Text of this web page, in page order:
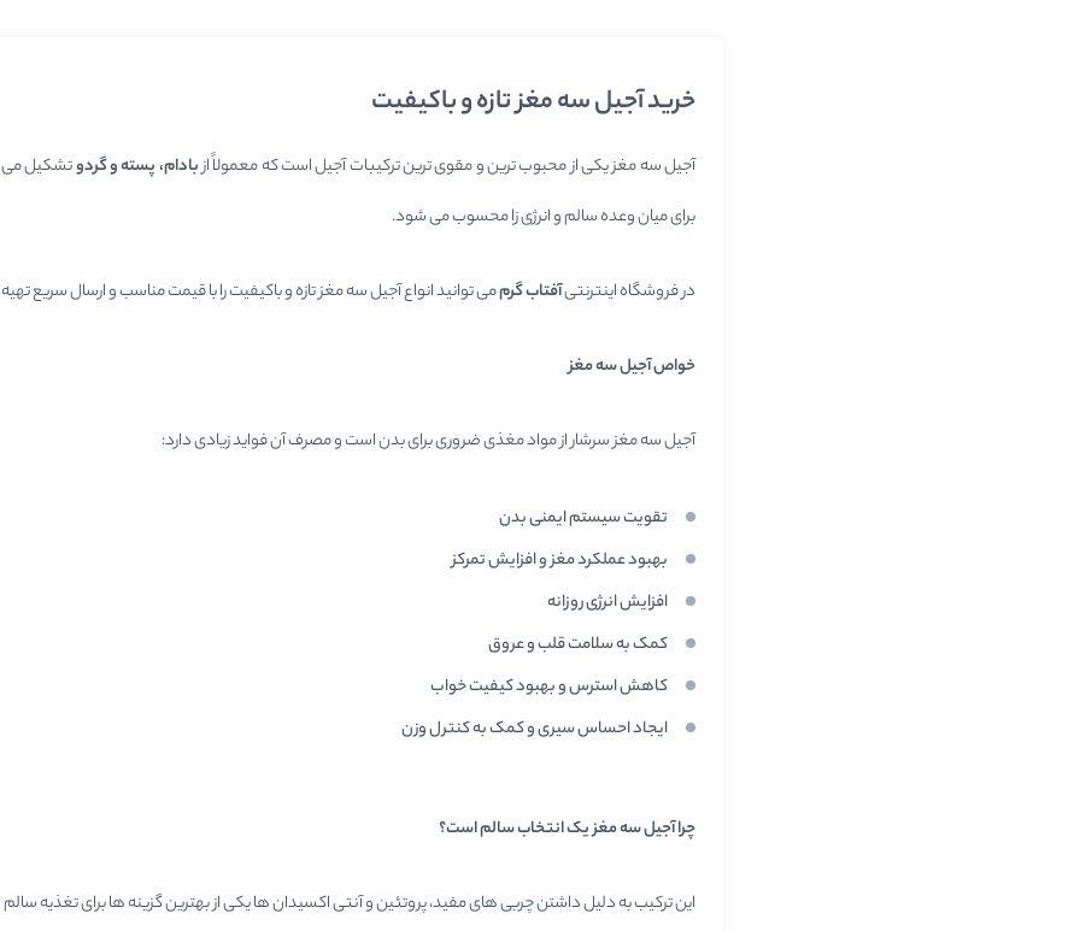
خرید آجیل سه مغز تازه و باکیفیت
آجیل سه مغز یکی از محبوب ترین و مقوی ترین ترکیبات آجیل است که معمولاً ازبادام، پسته و گردوتشکیل می
برای میان وعده سالم و انرژی زا محسوب می شود.
در فروشگاه اینترنتیآفتاب گرممی توانید انواع آجیل سه مغز تازه و باکیفیت را با قیمت مناسب و ارسال سریع
خواص آجیل سه مغز
آجیل سه مغز سرشار از مواد مغذی ضروری برای بدن است و مصرف آن فواید زیادی دارد:
تقویت سیستم ایمنی بدن
بهبود عملکرد مغز و افزایش تمرکز
افزایش انرژی روزانه
کمک به سلامت قلب و عروق
کاهش استرس و بهبود کیفیت خواب
ایجاد احساس سیری و کمک به کنترل وزن
چرا آجیل سه مغز یک انتخاب سالم است؟
این ترکیب به دلیل داشتن چربی های مفید، پروتئین و آنتی اکسیدان ها یکی از بهترین گزینه ها برای تغذیه